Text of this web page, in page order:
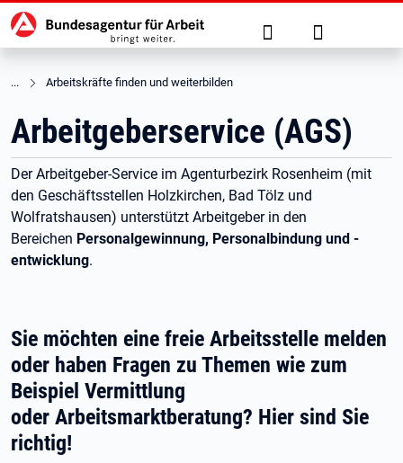
zu den Hauptinhalten springen
Hauptnavigation Suche Anmelden
Arbeitskräfte finden und weiterbilden
Arbeitgeberservice (AGS)
Der Arbeitgeber-Service im Agenturbezirk Rosenheim (mit
den Geschäftsstellen Holzkirchen, Bad Tölz und
Wolfratshausen) unterstützt Arbeitgeber in den
Bereichen Personalgewinnung, Personalbindung und -
entwicklung.
Sie möchten eine freie Arbeitsstelle melden
oder haben Fragen zu Themen wie zum
Beispiel Vermittlung
oder Arbeitsmarktberatung? Hier sind Sie
richtig!